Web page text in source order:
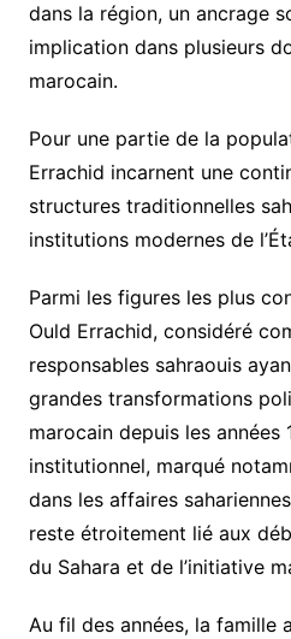
dans la région, un ancrage
implication dans plusieurs
marocain.
Pour une partie de la
Errachid incarnent une
structures traditionnelles
institutions modernes de
Parmi les figures les plus
Ould Errachid, considéré
responsables sahraouis
grandes transformations
marocain depuis les années
institutionnel, marqué
dans les affaires
reste étroitement lié aux
du Sahara et de l’initiative
Au fil des années, la famille